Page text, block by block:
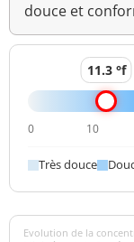
Bact. aér.
à 36°-44h
Ammonium (en
pH
Saveur (qualitatif)
douce et
11.3 °f
0 10
Très douce
Evolution de la